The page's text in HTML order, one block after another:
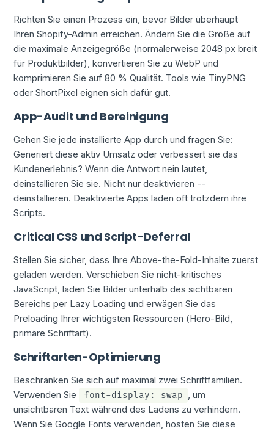
Richten Sie einen Prozess ein, bevor Bilder überhaupt
Ihren Shopify-Admin erreichen. Ändern Sie die Größe auf
die maximale Anzeigegröße (normalerweise 2048 px breit
für Produktbilder), konvertieren Sie zu WebP und
komprimieren Sie auf 80 % Qualität. Tools wie TinyPNG
oder ShortPixel eignen sich dafür gut.
App-Audit und Bereinigung
Gehen Sie jede installierte App durch und fragen Sie:
Generiert diese aktiv Umsatz oder verbessert sie das
Kundenerlebnis? Wenn die Antwort nein lautet,
deinstallieren Sie sie. Nicht nur deaktivieren --
deinstallieren. Deaktivierte Apps laden oft trotzdem ihre
Scripts.
Critical CSS und Script-Deferral
Stellen Sie sicher, dass Ihre Above-the-Fold-Inhalte zuerst
geladen werden. Verschieben Sie nicht-kritisches
JavaScript, laden Sie Bilder unterhalb des sichtbaren
Bereichs per Lazy Loading und erwägen Sie das
Preloading Ihrer wichtigsten Ressourcen (Hero-Bild,
primäre Schriftart).
Schriftarten-Optimierung
Beschränken Sie sich auf maximal zwei Schriftfamilien.
Verwenden Sie
font-display: swap , um
unsichtbaren Text während des Ladens zu verhindern.
Wenn Sie Google Fonts verwenden, hosten Sie diese